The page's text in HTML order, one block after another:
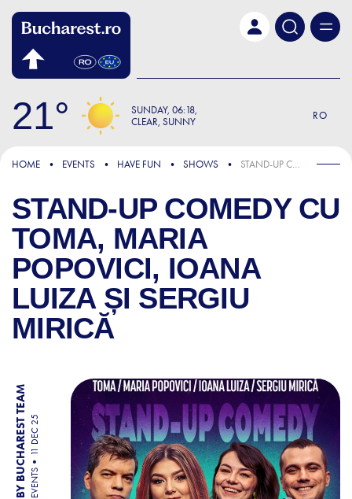
21 SUNDAY 06:18
CLEAR, SUNNY
RO
HOME EVENTS HAVE FUN SHOWS STAND-UP COMEDY CU TOMA, MARIA POPOVICI, IOANA LUIZA ȘI SERGIU MIRICĂ
STAND-UP COMEDY CU
TOMA, MARIA
POPOVICI, IOANA
LUIZA ȘI SERGIU
MIRICĂ
BY BUCHAREST TEAM EVENTS
11 DEC 25